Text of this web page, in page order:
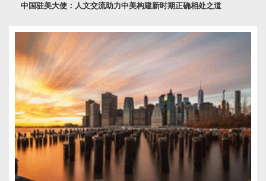
中国驻美大使：人文交流助力中美构建新时期正确相处之道